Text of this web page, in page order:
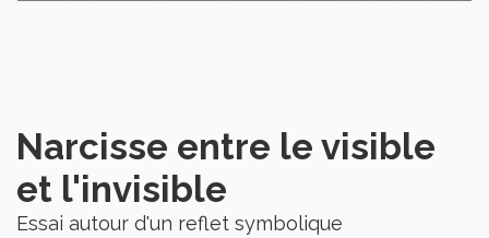
Narcisse entre le visible
et l'invisible
Essai autour d'un reflet symbolique